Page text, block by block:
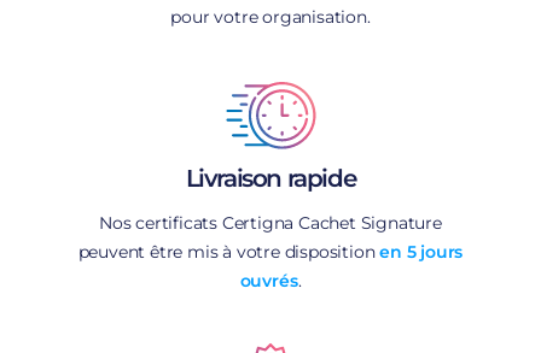
pour votre organisation.
Livraison rapide
Nos certificats Certigna Cachet Signature
peuvent être mis à votre dispositionen 5 jours
ouvrés.